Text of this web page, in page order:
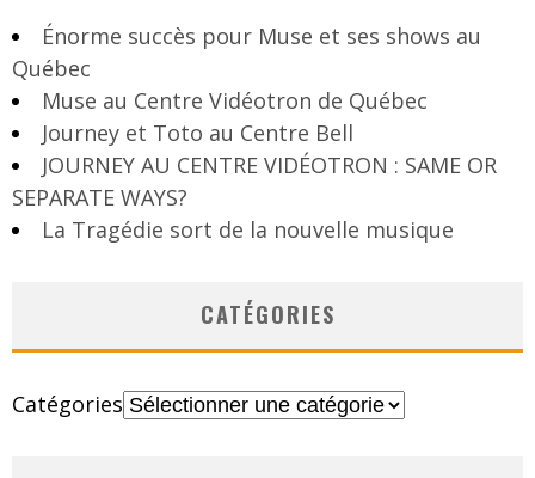
Énorme succès pour Muse et ses shows au
Québec
Muse au Centre Vidéotron de Québec
Journey et Toto au Centre Bell
JOURNEY AU CENTRE VIDÉOTRON : SAME OR
SEPARATE WAYS?
La Tragédie sort de la nouvelle musique
CATÉGORIES
Catégories